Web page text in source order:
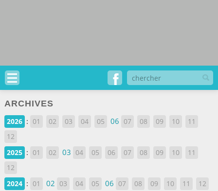
ARCHIVES
2026 : 01 02 03 04 05 06 07 08 09 10
11
12
2025 : 01 02 03 04 05 06 07 08 09 10
11
12
2024 : 01 02 03 04 05 06 07 08 09 10 11
12